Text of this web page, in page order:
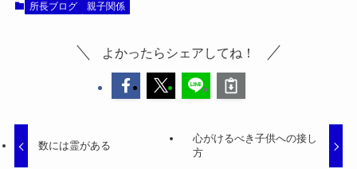
所長ブログ 親子関係
よかったらシェアしてね！
数には霊がある
心がけるべき子供への接し
方